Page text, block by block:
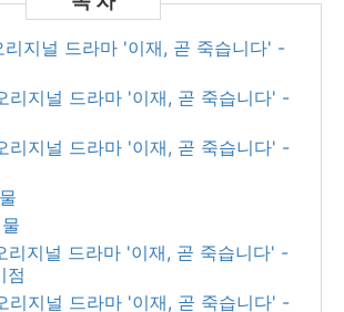
리지널 드라마 '이재, 곧 죽습니다' -
리지널 드라마 '이재, 곧 죽습니다' -
리지널 드라마 '이재, 곧 죽습니다' -
리지널 드라마 '이재, 곧 죽습니다' -
점
리지널 드라마 '이재, 곧 죽습니다' -